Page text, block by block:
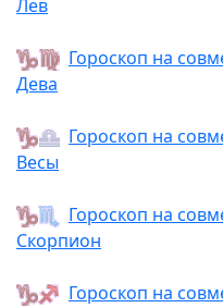
Лев
Гороскоп на
Дева
Гороскоп на
Весы
Гороскоп на
Скорпион
Гороскоп на